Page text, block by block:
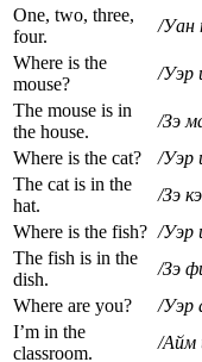
One, two, three,
four.
/Уан
Where is the
mouse?
/Уэр
The mouse is in
the house.
/Зэ
Where is the cat?
/Уэр
The cat is in the
hat.
/Зэ
Where is the fish? /Уэр
The fish is in the
dish.
/Зэ
Where are you?
/Уэр
I’m in the
classroom.
/Айм